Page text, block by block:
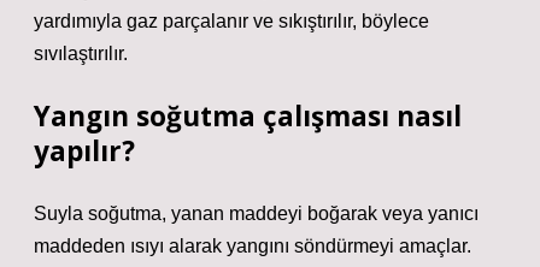
yardımıyla gaz parçalanır ve sıkıştırılır, böylece
sıvılaştırılır.
Yangın soğutma çalışması nasıl
yapılır?
Suyla soğutma, yanan maddeyi boğarak veya yanıcı
maddeden ısıyı alarak yangını söndürmeyi amaçlar.